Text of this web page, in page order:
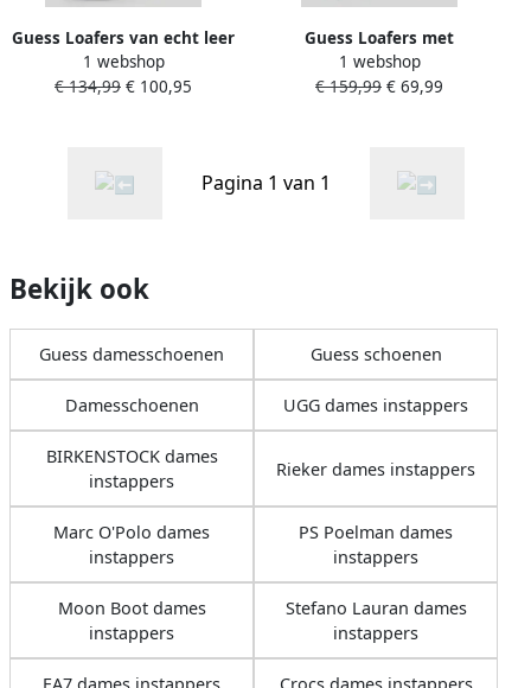
Guess Loafers van echt leer
Model 'Aisha'
1 webshop
€ 134,99 € 100,95
Guess Loafers met
labeldetail
1 webshop
€ 159,99 € 69,99
Pagina 1 van 1
Bekijk ook
Guess damesschoenen Guess schoenen
Damesschoenen UGG dames instappers
BIRKENSTOCK dames
instappers
Rieker dames instappers
Marc O'Polo dames
instappers
PS Poelman dames
instappers
Moon Boot dames
instappers
Stefano Lauran dames
instappers